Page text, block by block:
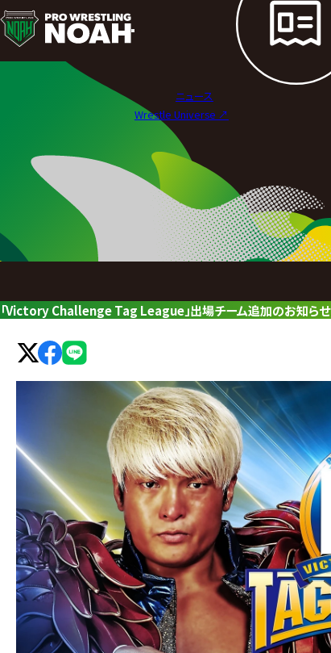
ニ
ュ
レ
ス
リ
グ・
ノ
ア
公
サ
イ
ト
ニュース
Wrestle Universe ↗︎
「Victory Challenge Tag League」出場チーム追加のお知らせ